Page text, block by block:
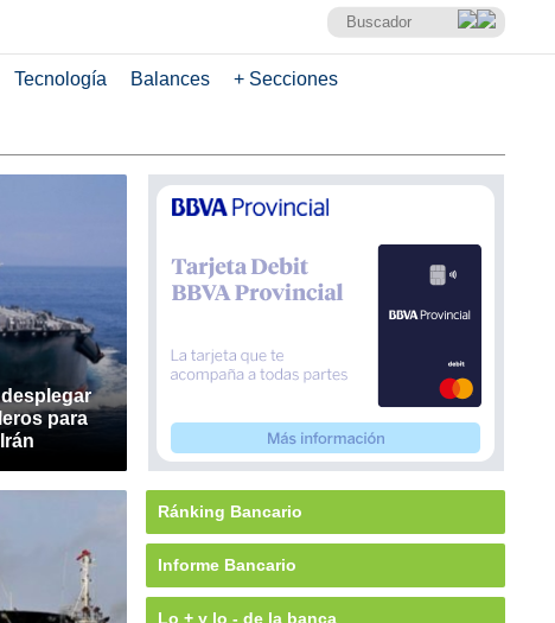
Tecnología Balances + Secciones
para
Ránking Bancario
Informe Bancario
Lo + y lo - de la banca